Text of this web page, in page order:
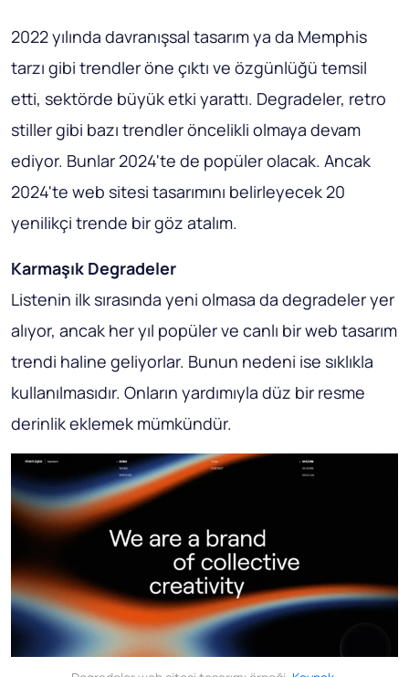
2022 yılında davranışsal tasarım ya da Memphis
tarzı gibi trendler öne çıktı ve özgünlüğü temsil
etti, sektörde büyük etki yarattı. Degradeler, retro
stiller gibi bazı trendler öncelikli olmaya devam
ediyor. Bunlar 2024'te de popüler olacak. Ancak
2024'te web sitesi tasarımını belirleyecek 20
yenilikçi trende bir göz atalım.
Karmaşık Degradeler
Listenin ilk sırasında yeni olmasa da degradeler yer
alıyor, ancak her yıl popüler ve canlı bir web tasarım
trendi haline geliyorlar. Bunun nedeni ise sıklıkla
kullanılmasıdır. Onların yardımıyla düz bir resme
derinlik eklemek mümkündür.